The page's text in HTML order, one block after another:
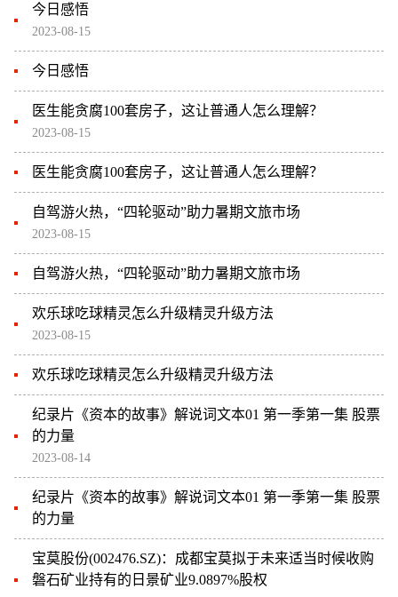
今日感悟
2023-08-15
今日感悟
医生能贪腐100套房子，这让普通人怎么理解？
2023-08-15
医生能贪腐100套房子，这让普通人怎么理解？
自驾游火热，“四轮驱动”助力暑期文旅市场
2023-08-15
自驾游火热，“四轮驱动”助力暑期文旅市场
欢乐球吃球精灵怎么升级精灵升级方法
2023-08-15
欢乐球吃球精灵怎么升级精灵升级方法
纪录片《资本的故事》解说词文本01 第一季第一集 股票
的力量
2023-08-14
纪录片《资本的故事》解说词文本01 第一季第一集 股票
的力量
宝莫股份(002476.SZ)：成都宝莫拟于未来适当时候收购
磐石矿业持有的日景矿业9.0897%股权